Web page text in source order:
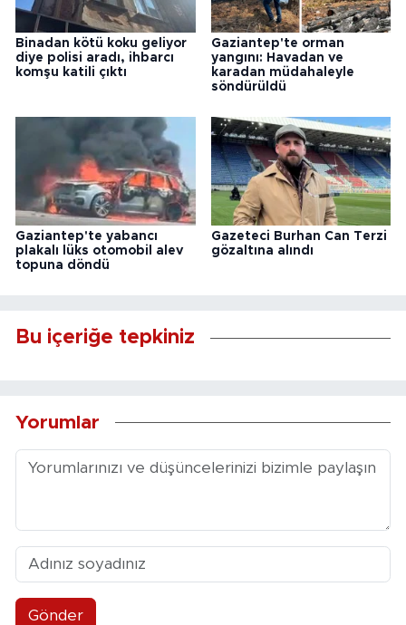
Binadan kötü koku geliyor
diye polisi aradı, ihbarcı
komşu katili çıktı
Gaziantep'te orman
yangını: Havadan ve
karadan müdahaleyle
söndürüldü
Gaziantep'te yabancı
plakalı lüks otomobil alev
topuna döndü
Gazeteci Burhan Can Terzi
gözaltına alındı
Bu içeriğe tepkiniz
Yorumlar
Gönder